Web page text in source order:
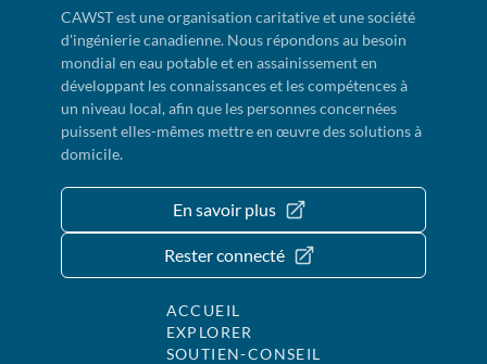
CAWST est une organisation caritative et une société
d'ingénierie canadienne. Nous répondons au besoin
mondial en eau potable et en assainissement en
développant les connaissances et les compétences à
un niveau local, afin que les personnes concernées
puissent elles-mêmes mettre en œuvre des solutions à
domicile.
En savoir plus
Rester connecté
ACCUEIL
EXPLORER
SOUTIEN-CONSEIL